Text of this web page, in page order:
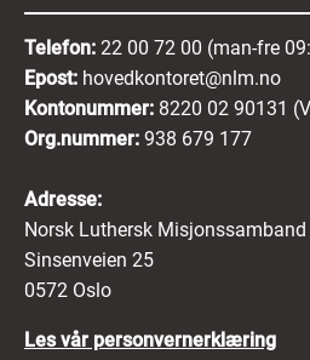
Telefon: 22 00 72 00 (man-fre
Epost: hovedkontoret@nlm.no
Kontonummer: 8220 02 90131
Org.nummer: 938 679 177
Adresse:
Norsk Luthersk Misjonssamband
Sinsenveien 25
0572 Oslo
Les vår personvernerklæring